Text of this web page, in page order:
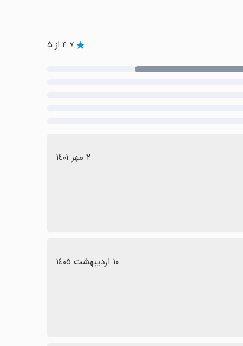
۴.۷ از ۵
٢ مهر ١٤٠١
١٠ اردیبهشت ١٤٠٥